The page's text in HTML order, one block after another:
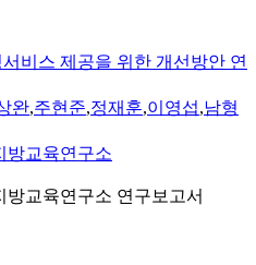
비스 제공을 위한 개선방안 연
완,주현준,정재훈,이영섭,남형
방교육연구소
방교육연구소 연구보고서